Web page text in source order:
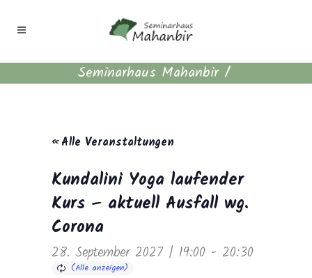
Seminarhaus Mahanbir/
« Alle Veranstaltungen
Kundalini Yoga laufender
Kurs – aktuell Ausfall wg.
Corona
28. September 2027 | 19:00 - 20:30